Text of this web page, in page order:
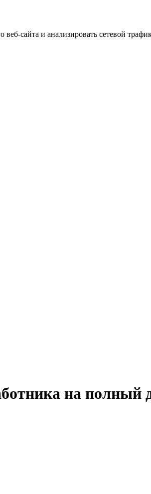
сайта и анализировать сетевой
на полный